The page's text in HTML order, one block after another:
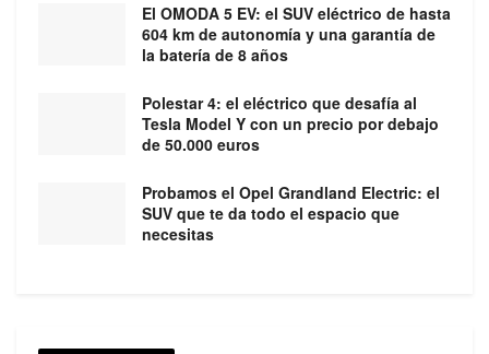
El OMODA 5 EV: el SUV eléctrico de hasta
604 km de autonomía y una garantía de
la batería de 8 años
Polestar 4: el eléctrico que desafía al
Tesla Model Y con un precio por debajo
de 50.000 euros
Probamos el Opel Grandland Electric: el
SUV que te da todo el espacio que
necesitas